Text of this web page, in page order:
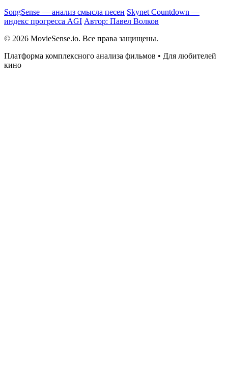
SongSense — анализ смысла песен Skynet Countdown —
индекс прогресса AGI Автор: Павел Волков
© 2026 MovieSense.io. Все права защищены.
Платформа комплексного анализа фильмов • Для любителей
кино